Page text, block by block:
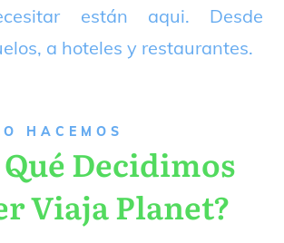
están aqui. Desde
a hoteles y restaurantes.
HACEMOS
Decidimos
Viaja Planet?